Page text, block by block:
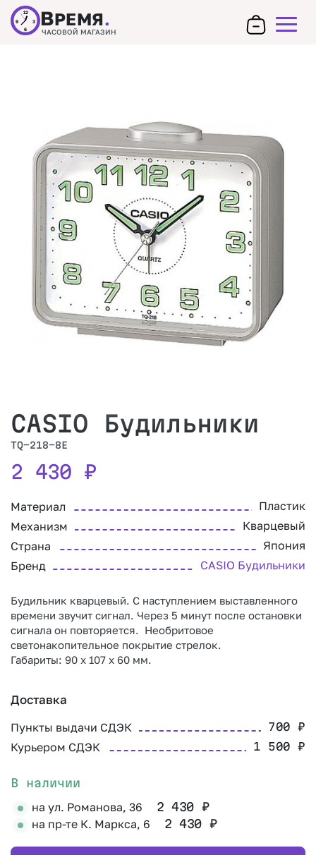
12
3
6
9 ВРЕМЯ.
ЧАСОВОЙ МАГАЗИН
CASIO Будильники
TQ-218-8E
2 430 ₽
Материал
Пластик
Механизм
Кварцевый
Страна
Япония
Бренд
CASIO Будильники
Будильник кварцевый. С наступлением выставленного
времени звучит сигнал. Через 5 минут после остановки
сигнала он повторяется. Необритовое
светонакопительное покрытие стрелок.
Габариты: 90 x 107 x 60 мм.
Доставка
Пункты выдачи СДЭК 700₽
Курьером СДЭК 1 500₽
В наличии
на ул. Романова, 36 2 430 ₽
на пр-те К. Маркса, 6 2 430 ₽